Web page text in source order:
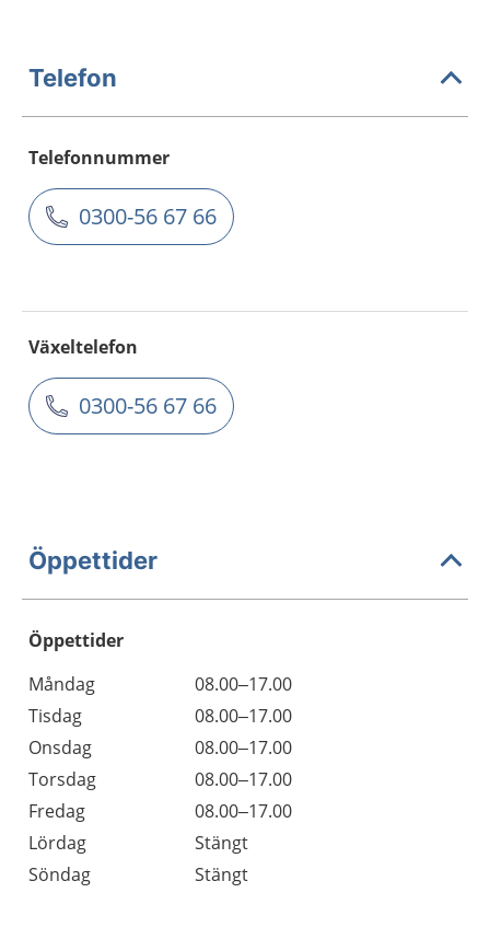
Telefon
Telefonnummer
0300-56 67 66
Växeltelefon
0300-56 67 66
Öppettider
Öppettider
Dag
Öppettider
Kommentarer
Måndag
08.00–17.00
Tisdag
08.00–17.00
Onsdag
08.00–17.00
Torsdag
08.00–17.00
Fredag
08.00–17.00
Lördag
Stängt
Söndag
Stängt